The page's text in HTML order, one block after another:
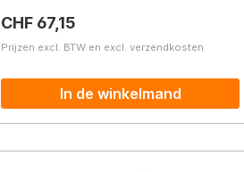
Normale prijs:
CHF 67,15
Prijzen excl. BTW en excl. verzendkosten
In de winkelmand